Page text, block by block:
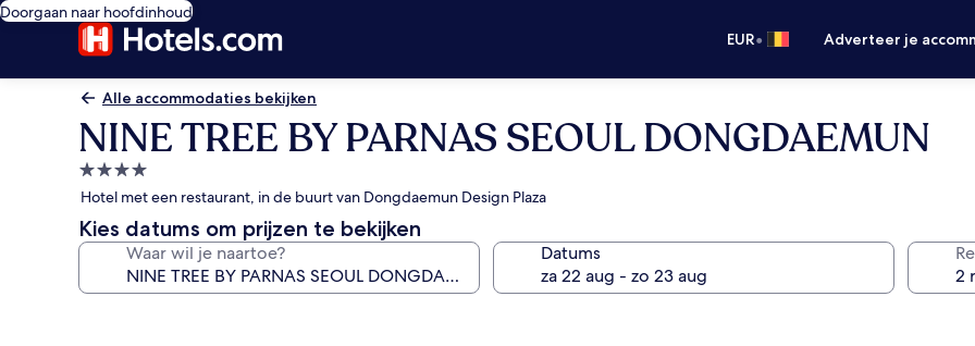
Doorgaan naar hoofdinhoud
EUR• Adverteer je
Alle accommodaties bekijken
NINE TREE BY PARNAS SEOUL DONGDAEMUN
4.0-
sterrenaccommodatie
Hotel met een restaurant, in de buurt van Dongdaemun Design Plaza
Kies datums om prijzen te bekijken
Waar wil je naartoe? Datums